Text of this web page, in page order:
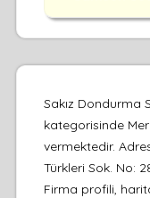
Sakız Dondurma
kategorisinde
vermektedir.
Türkleri Sok. No:
Firma profili,